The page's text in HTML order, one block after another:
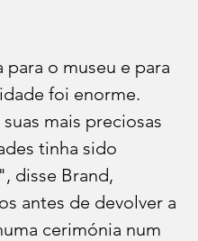
para o museu e para
foi enorme.
mais preciosas
tinha sido
disse Brand,
antes de devolver a
cerimónia num